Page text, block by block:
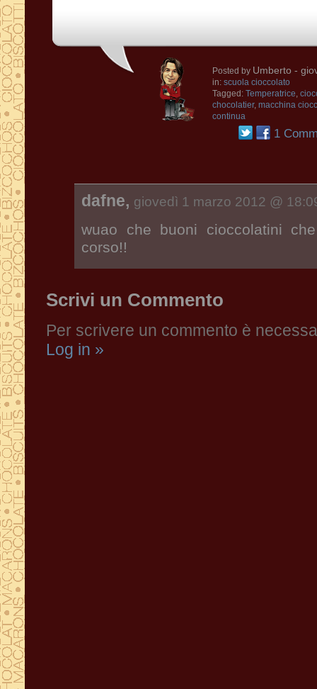
Posted by Umberto -
in: scuola cioccolato
Tagged: Temperatrice,
chocolatier, macchina
continua
1
dafne, giovedì 1 marzo 2012 @
wuao che buoni cioccolatini
corso!!
Scrivi un Commento
Per scrivere un commento è
Log in »